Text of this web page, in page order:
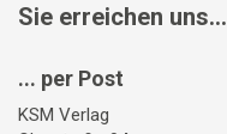
Sie erreichen uns...
... per Post
KSM Verlag